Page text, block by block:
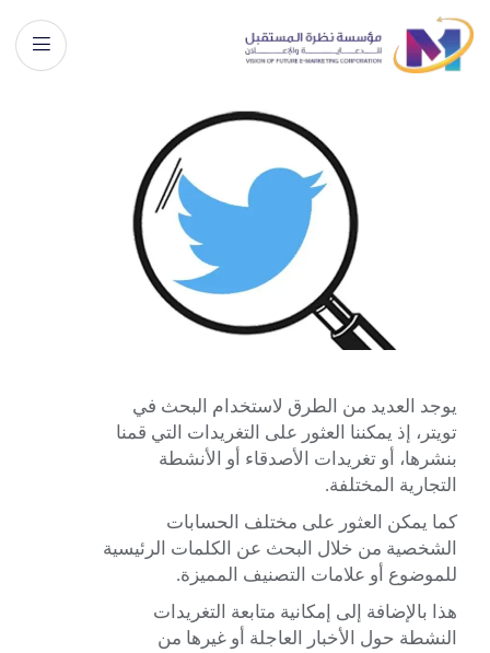
يوجد العديد من الطرق لاستخدام البحث في
تويتر، إذ يمكننا العثور على التغريدات التي قمنا
بنشرها، أو تغريدات الأصدقاء أو الأنشطة
التجارية المختلفة.
كما يمكن العثور على مختلف الحسابات
الشخصية من خلال البحث عن الكلمات الرئيسية
للموضوع أو علامات التصنيف المميزة.
هذا بالإضافة إلى إمكانية متابعة التغريدات
النشطة حول الأخبار العاجلة أو غيرها من